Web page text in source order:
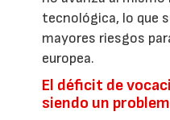
tecnológica, lo que
mayores riesgos
europea.
El déficit de
siendo un